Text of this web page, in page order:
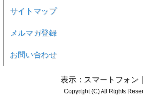
サイトマップ
メルマガ登録
お問い合わせ
表示：スマートフォン｜
Copyright (C) All Rights